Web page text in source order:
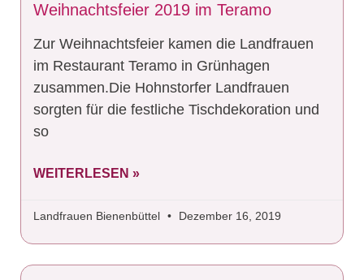
Weihnachtsfeier 2019 im Teramo
Zur Weihnachtsfeier kamen die Landfrauen
im Restaurant Teramo in Grünhagen
zusammen.Die Hohnstorfer Landfrauen
sorgten für die festliche Tischdekoration und
so
WEITERLESEN »
Landfrauen Bienenbüttel Dezember 16, 2019